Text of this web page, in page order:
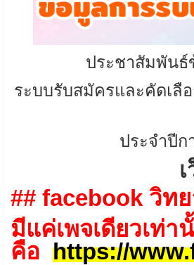
ประชาสัมพันธ์
ระบบรับสมัครและคัดเลื
ประจำปี
## facebook วิท
มีแค่เพจเดียวเท่า
คือ https://